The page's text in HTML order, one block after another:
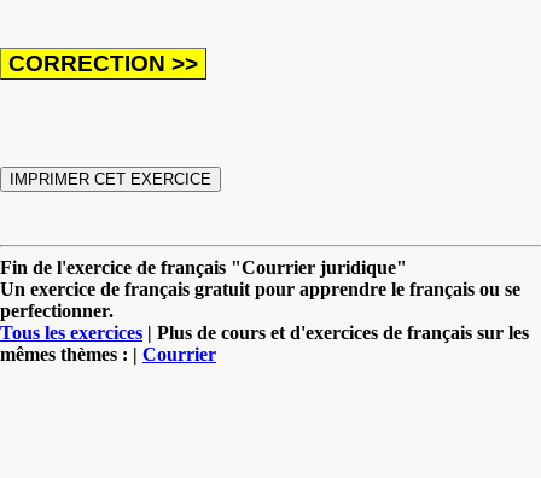
Fin de l'exercice de français "Courrier juridique"
Un exercice de français gratuit pour apprendre le français ou se
perfectionner.
Tous les exercices | Plus de cours et d'exercices de français sur les
mêmes thèmes : | Courrier